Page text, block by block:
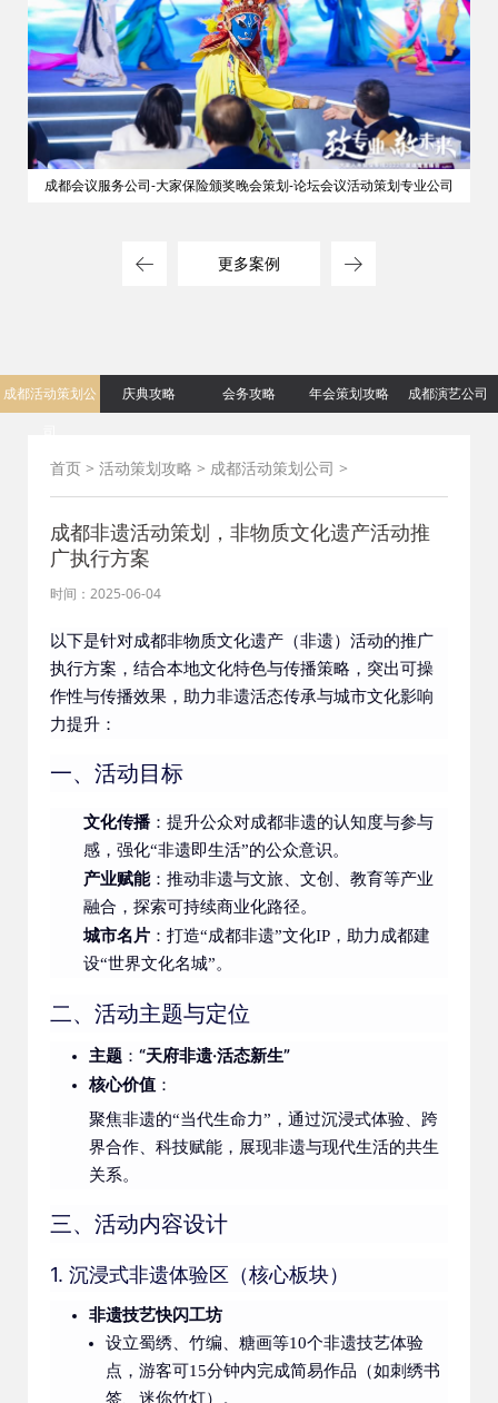
成都会议服务公司-大家保险颁奖晚会策划-论坛会议活动策划专业公司
更多案例
成都活动策划公
庆典攻略 会务攻略 年会策划攻略 成都演艺公司
首页 > 活动策划攻略 > 成都活动策划公司 >
成都非遗活动策划，非物质文化遗产活动推
广执行方案
时间：2025-06-04
以下是针对成都非物质文化遗产（非遗）活动的推广
执行方案，结合本地文化特色与传播策略，突出可操
作性与传播效果，助力非遗活态传承与城市文化影响
力提升：
一、活动目标
文化传播 ：提升公众对成都非遗的认知度与参与
感，强化“非遗即生活”的公众意识。
产业赋能：推动非遗与文旅、文创、教育等产业
融合，探索可持续商业化路径。
城市名片 ：打造“成都非遗”文化IP，助力成都建
设“世界文化名城”。
二、活动主题与定位
主题 ： “天府非遗·活态新生”
核心价值 ：
聚焦非遗的“当代生命力”，通过沉浸式体验、跨
界合作、科技赋能，展现非遗与现代生活的共生
关系。
三、活动内容设计
1. 沉浸式非遗体验区（核心板块）
非遗技艺快闪工坊
设立蜀绣、竹编、糖画等10个非遗技艺体验
点，游客可15分钟内完成简易作品（如刺绣书
签、迷你竹灯）。